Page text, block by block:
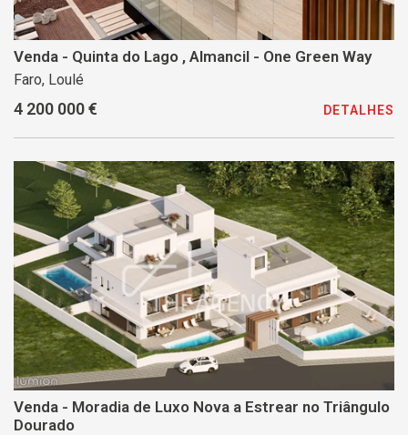
Venda - Quinta do Lago , Almancil - One Green Way
Faro, Loulé
4 200 000 € DETALHES
Venda - Moradia de Luxo Nova a Estrear no Triângulo
Dourado